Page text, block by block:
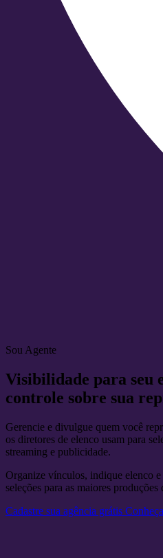
Sou Agente
Visibilidade para seu
controle sobre sua
Gerencie e divulgue quem você
os diretores de elenco usam para
streaming e publicidade.
Organize vínculos, indique elenco e
seleções para as maiores
Cadastre sua agência grátis